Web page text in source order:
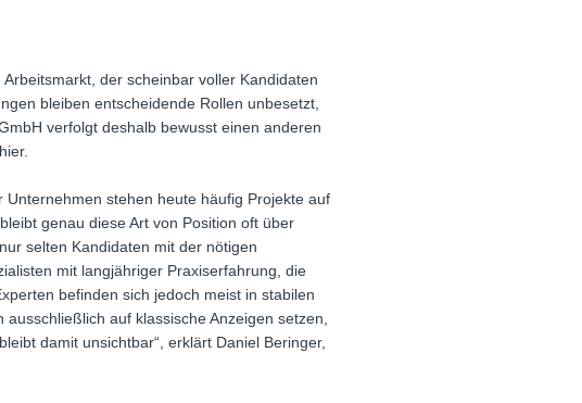
der scheinbar voller Kandidaten
bleiben entscheidende Rollen unbesetzt,
verfolgt deshalb bewusst einen anderen
stehen heute häufig Projekte auf
genau diese Art von Position oft über
selten Kandidaten mit der nötigen
mit langjähriger Praxiserfahrung, die
befinden sich jedoch meist in stabilen
auf klassische Anzeigen setzen,
damit unsichtbar“, erklärt Daniel Beringer,